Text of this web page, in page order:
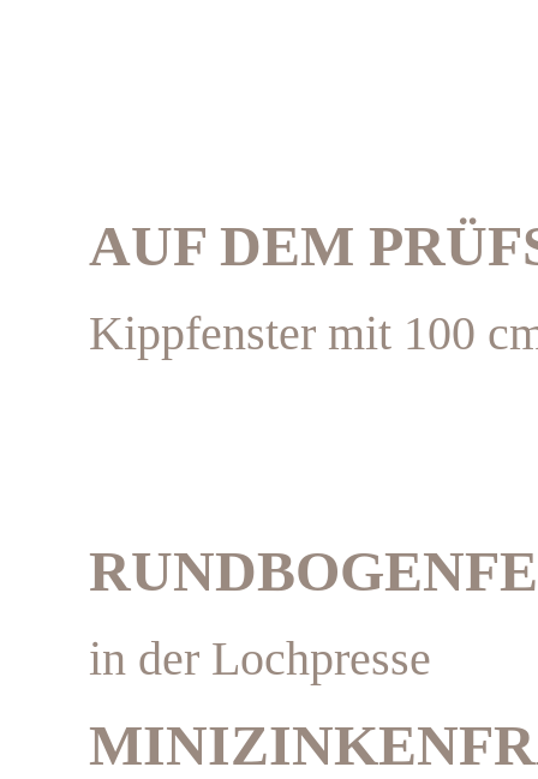
AUF DEM
Kippfenster mit 100
in der Lochpresse